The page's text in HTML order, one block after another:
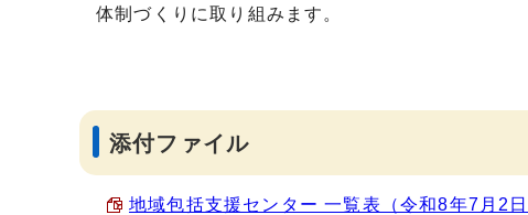
体制づくりに取り組みます。
添付ファイル
地域包括支援センター 一覧表（令和8年7月2